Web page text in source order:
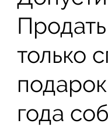
только
года